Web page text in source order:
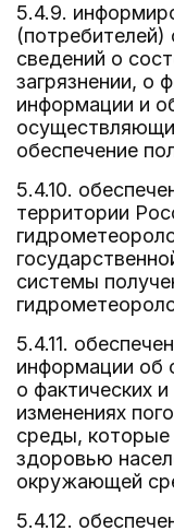
5.4.9.
сведений о
загрязнении, о
информации и
обеспечение
5.4.10.
территории
системы
5.4.11.
информации об
о фактических
изменениях
среды, которые
здоровью
окружающей
5.4.12.